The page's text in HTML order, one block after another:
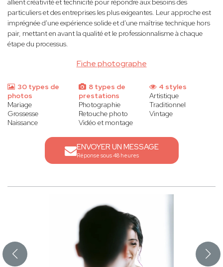
Fiche photographe
allient créativité et technicité pour répondre aux besoins des
particuliers et des entreprises les plus exigeantes. Leur approche est
imprégnée d'une expérience solide et d'une maîtrise technique hors
pair, mettant en avant la qualité et le professionnalisme à chaque
étape du processus.
30 types de
photos
Mariage
Grossesse
Naissance
8 types de
prestations
Photographie
Retouche photo
Vidéo et montage
4 styles
Artistique
Traditionnel
Vintage
ENVOYER UN MESSAGE
Réponse sous 48 heures